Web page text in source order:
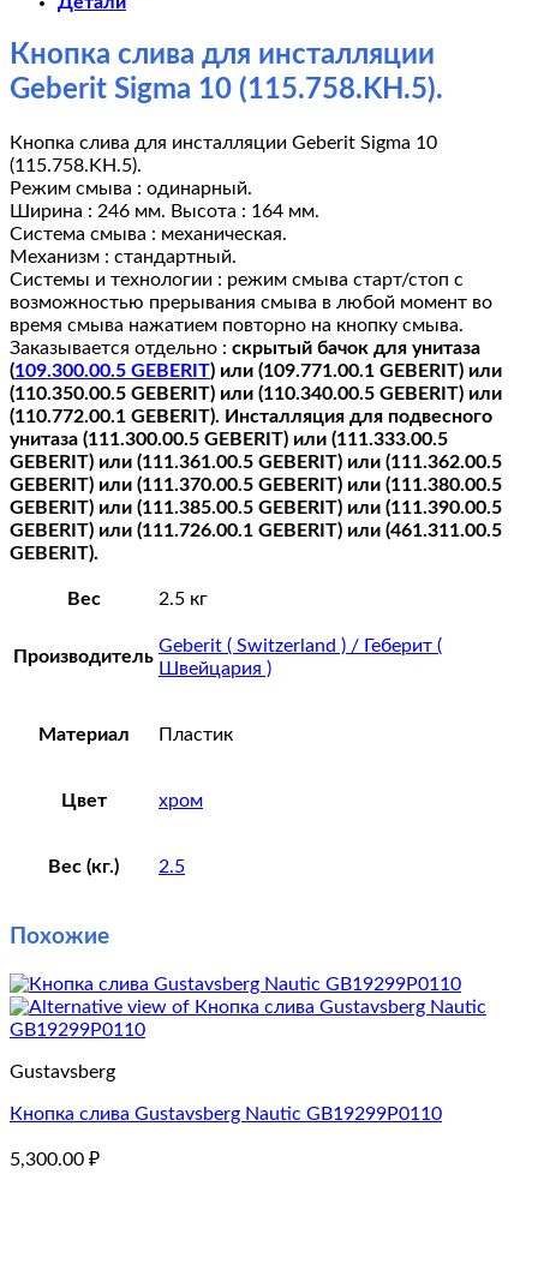
Кнопка слива для инсталляции
Geberit Sigma 10 (115.758.KH.5).
Кнопка слива для инсталляции Geberit Sigma 10
(115.758.KH.5).
Режим смыва : одинарный.
Ширина : 246 мм. Высота : 164 мм.
Система смыва : механическая.
Механизм : стандартный.
Системы и технологии : режим смыва старт/стоп с
возможностью прерывания смыва в любой момент во
время смыва нажатием повторно на кнопку смыва.
Заказывается отдельно : скрытый бачок для унитаза
(109.300.00.5 GEBERIT) или (109.771.00.1 GEBERIT) или
(110.350.00.5 GEBERIT) или (110.340.00.5 GEBERIT) или
(110.772.00.1 GEBERIT). Инсталляция для подвесного
унитаза (111.300.00.5 GEBERIT) или (111.333.00.5
GEBERIT) или (111.361.00.5 GEBERIT) или (111.362.00.5
GEBERIT) или (111.370.00.5 GEBERIT) или (111.380.00.5
GEBERIT) или (111.385.00.5 GEBERIT) или (111.390.00.5
GEBERIT) или (111.726.00.1 GEBERIT) или (461.311.00.5
GEBERIT).
Вес 2.5 кг
Производитель
Geberit ( Switzerland ) / Геберит (
Швейцария )
Материал Пластик
Цвет хром
Вес (кг.) 2.5
Похожие
Gustavsberg
Кнопка слива Gustavsberg Nautic GB19299P0110
5,300.00 ₽